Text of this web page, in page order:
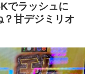
でラッシュに
甘デジミリオ